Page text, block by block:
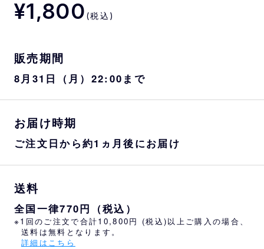
¥1,800 (税込)
販売期間
8月31日（月）22:00まで
お届け時期
ご注文日から約1ヵ月後にお届け
送料
全国一律770円（税込）
※1回のご注文で合計10,800円 (税込)以上ご購入の場合、
送料は無料となります。
詳細はこちら